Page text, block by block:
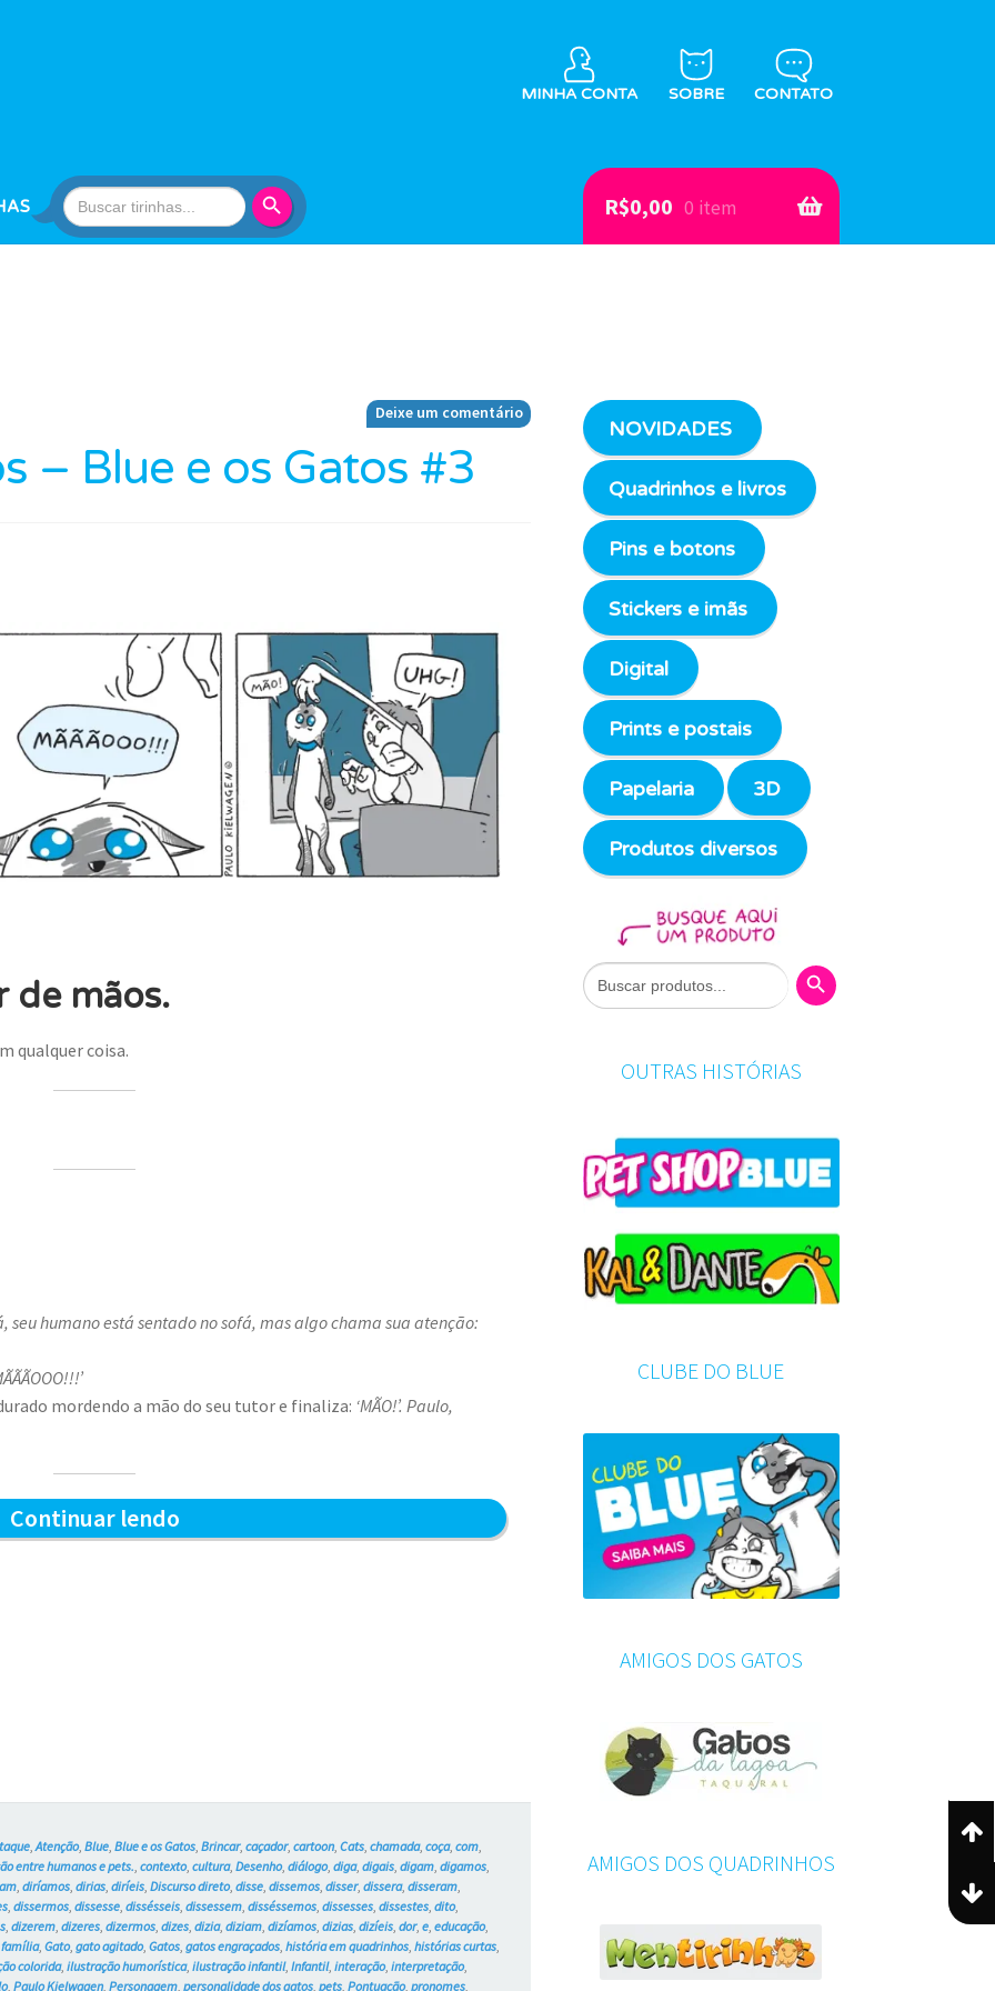
MINHA CONTA SOBRE CONTATO
Search
for:
R$0,00 0 item
Deixe um comentário
– Blue e os Gatos #3
de mãos.
qualquer coisa.
seu humano está sentado no sofá, mas algo chama sua atenção:
mordendo a mão do seu tutor e finaliza: ‘MÃO!’. Paulo,
Continuar lendoCaçador
,Atenção,Blue,Blue e os Gatos,Brincar,caçador,cartoon,Cats,chamada,coça,com,
entre humanos e pets.,contexto,cultura,Desenho,diálogo,diga,digais,digam,digamos,
,diríamos,dirias,diríeis,Discurso direto,disse,dissemos,disser,dissera,disseram,
,dissermos,dissesse,dissésseis,dissessem,disséssemos,dissesses,dissestes,dito,
,dizerem,dizeres,dizermos,dizes,dizia,diziam,dizíamos,dizias,dizíeis,dor,e,educação,
família,Gato,gato agitado,Gatos,gatos engraçados,história em quadrinhos,histórias curtas,
colorida,ilustração humorística,ilustração infantil,Infantil,interação,interpretação,
,Paulo Kielwagen,Personagem,personalidade dos gatos,pets,Pontuação,pronomes,
NOVIDADES
Quadrinhos e livros
Pins e botons
Stickers e imãs
Digital
Prints e postais
Papelaria 3D
Produtos diversos
Search
for:
Search Button
OUTRAS HISTÓRIAS
CLUBE DO BLUE
AMIGOS DOS GATOS
AMIGOS DOS QUADRINHOS